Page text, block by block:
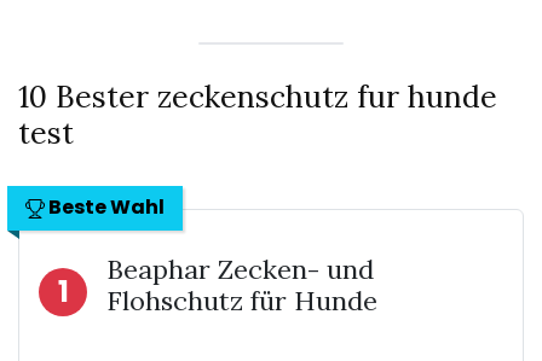
10 Bester zeckenschutz fur hunde
test
Beste Wahl
1
Beaphar Zecken- und
Flohschutz für Hunde